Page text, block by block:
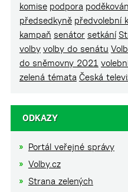
komise podpora
předsedkyně předvolební
kampaň senátor setkání
volby volby do senátu
do sněmovny 2021
zelená témata Česká
ODKAZY
Portál veřejné správy
Volby.cz
Strana zelených